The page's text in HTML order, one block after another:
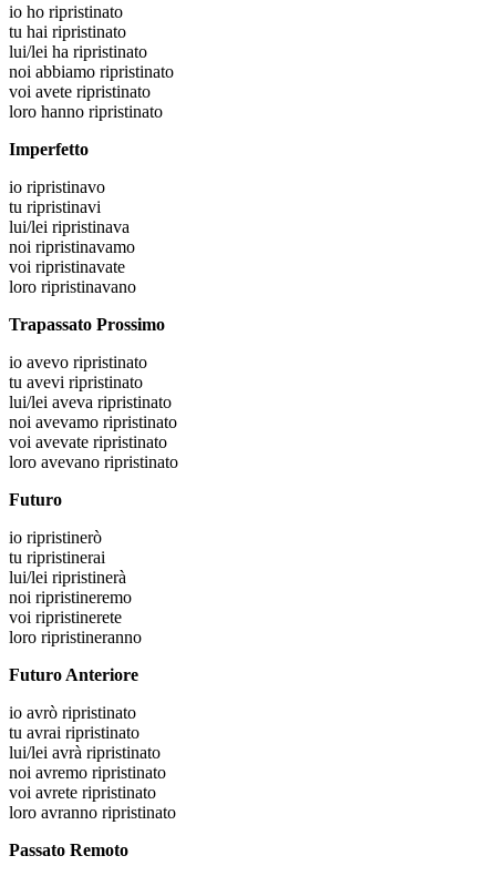
io ho ripristinato
tu hai ripristinato
lui/lei ha ripristinato
noi abbiamo ripristinato
voi avete ripristinato
loro hanno ripristinato
Imperfetto
io ripristinavo
tu ripristinavi
lui/lei ripristinava
noi ripristinavamo
voi ripristinavate
loro ripristinavano
Trapassato Prossimo
io avevo ripristinato
tu avevi ripristinato
lui/lei aveva ripristinato
noi avevamo ripristinato
voi avevate ripristinato
loro avevano ripristinato
Futuro
io ripristinerò
tu ripristinerai
lui/lei ripristinerà
noi ripristineremo
voi ripristinerete
loro ripristineranno
Futuro Anteriore
io avrò ripristinato
tu avrai ripristinato
lui/lei avrà ripristinato
noi avremo ripristinato
voi avrete ripristinato
loro avranno ripristinato
Passato Remoto